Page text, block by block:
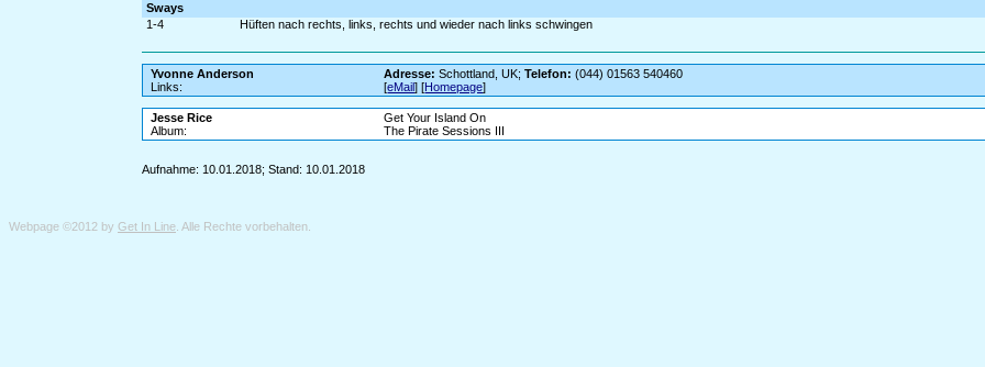
Sways
1-4
Hüften nach rechts, links, rechts und wieder nach links schwingen
Yvonne Anderson Adresse: Schottland, UK;Telefon: (044) 01563 540460
Links:
[eMail] [Homepage]
Jesse Rice
Get Your Island On
Album:
The Pirate Sessions III
Aufnahme: 10.01.2018; Stand: 10.01.2018
Webpage ©2012 by Get In Line . Alle Rechte vorbehalten.